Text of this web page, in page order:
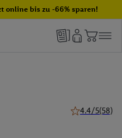
online bis zu -66% sparen!
4.4/5(58)